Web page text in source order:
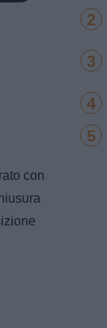
con
2
3
4
5